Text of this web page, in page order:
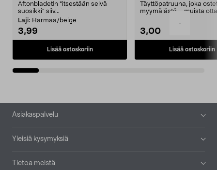
-
Aftonbladetin "itsestään selvä
suosikki" siiv...
Laji: Harmaa/beige
3,99
Lisää ostoskoriin
Täyttöpatruuna, joka
myymälästä – muista
3,00
Lisää ostoskoriin
Alatunniste
Asiakaspalvelu
Yleisiä kysymyksiä
Tietoa meistä